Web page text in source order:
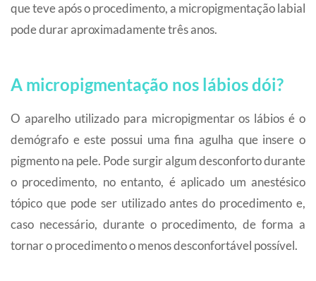
que teve após o procedimento, a micropigmentação labial
pode durar aproximadamente três anos.
A micropigmentação nos lábios dói?
O aparelho utilizado para micropigmentar os lábios é o
demógrafo e este possui uma fina agulha que insere o
pigmento na pele. Pode surgir algum desconforto durante
o procedimento, no entanto, é aplicado um anestésico
tópico que pode ser utilizado antes do procedimento e,
caso necessário, durante o procedimento, de forma a
tornar o procedimento o menos desconfortável possível.